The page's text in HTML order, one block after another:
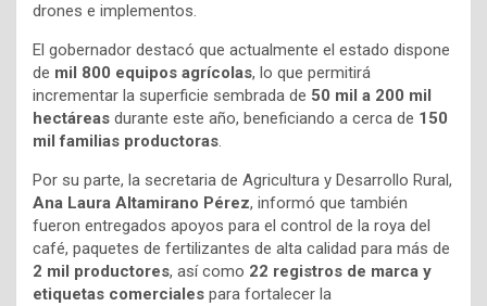
drones e implementos.
El gobernador destacó que actualmente el estado dispone
de mil 800 equipos agrícolas, lo que permitirá
incrementar la superficie sembrada de 50 mil a 200 mil
hectáreas durante este año, beneficiando a cerca de 150
mil familias productoras.
Por su parte, la secretaria de Agricultura y Desarrollo Rural,
Ana Laura Altamirano Pérez, informó que también
fueron entregados apoyos para el control de la roya del
café, paquetes de fertilizantes de alta calidad para más de
2 mil productores, así como 22 registros de marca y
etiquetas comerciales para fortalecer la